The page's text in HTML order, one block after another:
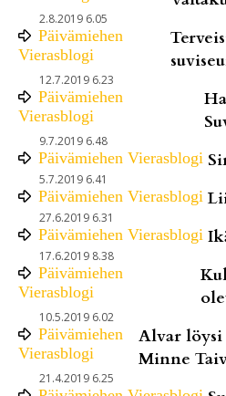
2.8.2019 6.05
Päivämiehen
Vierasblogi
12.7.2019 6.23
Päivämiehen
Vierasblogi
9.7.2019 6.48
Päivämiehen Vierasblogi
5.7.2019 6.41
Päivämiehen Vierasblogi
27.6.2019 6.31
Päivämiehen Vierasblogi
17.6.2019 8.38
Päivämiehen
Vierasblogi
10.5.2019 6.02
Päivämiehen
Vierasblogi
Alvar löysi
Minne
21.4.2019 6.25